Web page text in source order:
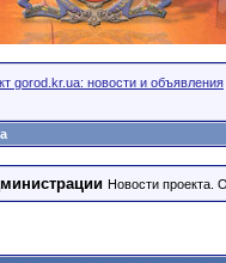
gorod.kr.ua: новости и объявления
Новости проекта.